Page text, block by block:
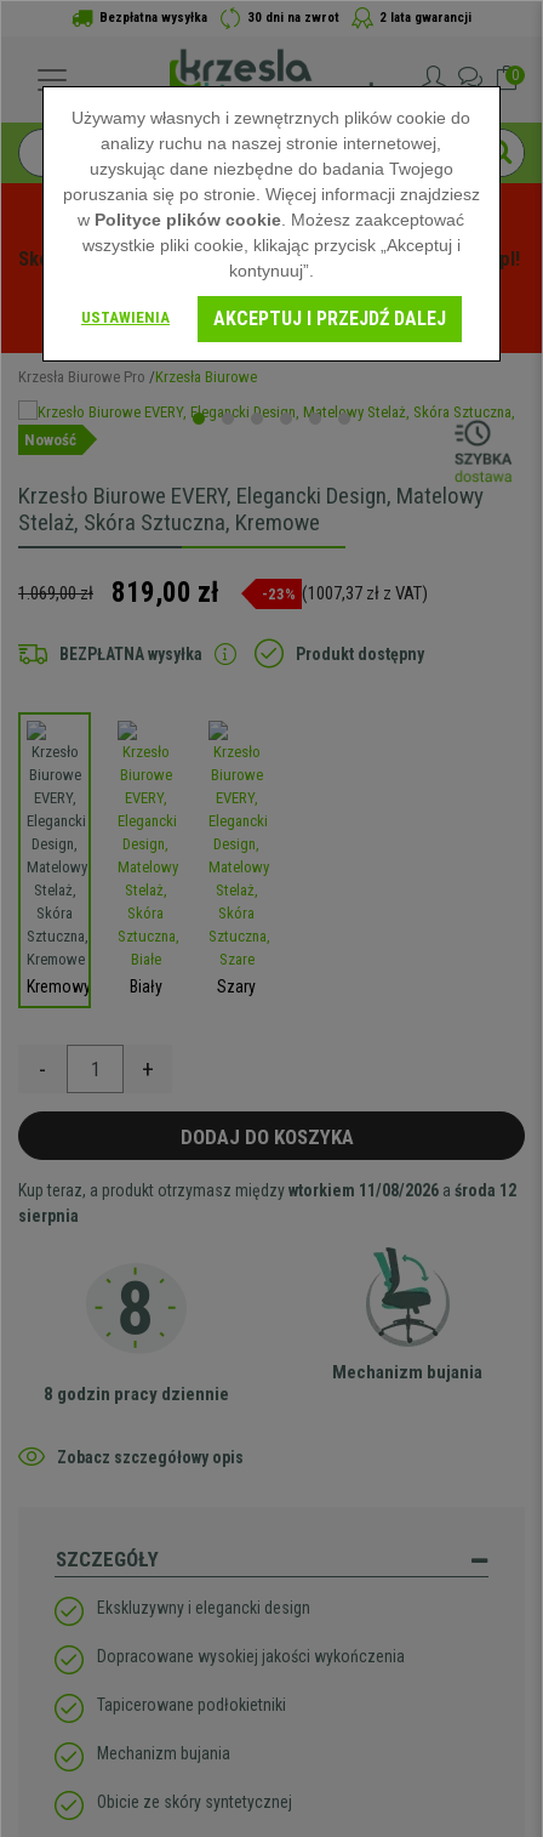
Bezpłatna wysyłka 30 dni na zwrot 2 lata gwarancji
0
Skorzystaj z Letnich Wyprzedaży na Krzeslabiurowepro.pl!
Zobacz oferty -
Krzesła Biurowe Pro Krzesła Biurowe
Nowość
Krzesło Biurowe EVERY, Elegancki Design, Matelowy
Stelaż, Skóra Sztuczna, Kremowe
1.069,00 zł 819,00 zł -23% (1007,37 zł z VAT)
BEZPŁATNA wysyłka Produkt dostępny
Kremowy Biały Szary
- +
DODAJ DO KOSZYKA
Kup teraz, a produkt otrzymasz międzywtorkiem 11/08/2026 a środa 12
sierpnia
8 godzin pracy dziennie
Mechanizm bujania
Zobacz szczegółowy opis
SZCZEGÓŁY
Ekskluzywny i elegancki design
Dopracowane wysokiej jakości wykończenia
Tapicerowane podłokietniki
Mechanizm bujania
Obicie ze skóry syntetycznej
Używamy własnych i zewnętrznych plików cookie do
analizy ruchu na naszej stronie internetowej,
uzyskując dane niezbędne do badania Twojego
poruszania się po stronie. Więcej informacji znajdziesz
w Polityce plików cookie . Możesz zaakceptować
wszystkie pliki cookie, klikając przycisk „Akceptuj i
kontynuuj”.
USTAWIENIA AKCEPTUJ I PRZEJDŹ DALEJ